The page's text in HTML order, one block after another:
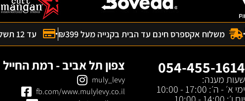
משלוח אקספרס חינם עד הבית בקנייה מעל ₪399 עד 12 תשלומים
054-455-1614
שעות מענה:
ימי א׳ - ה׳: 17:00 - 10:00
צפון תל אביב - רמת החייל
muly_levy
fb.com/www.mulylevy.co.il